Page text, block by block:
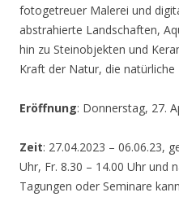
fotogetreuer Malerei und
abstrahierte Landschaften,
hin zu Steinobjekten und
Kraft der Natur, die natürliche
Eröffnung: Donnerstag, 27.
Zeit: 27.04.2023 – 06.06.23,
Uhr, Fr. 8.30 – 14.00 Uhr und
Tagungen oder Seminare